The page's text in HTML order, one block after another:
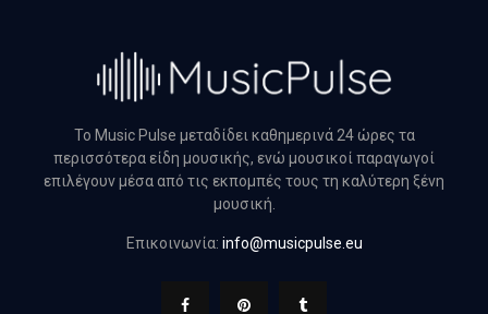
Το Music Pulse μεταδίδει καθημερινά 24 ώρες τα
περισσότερα είδη μουσικής, ενώ μουσικοί παραγωγοί
επιλέγουν μέσα από τις εκπομπές τους τη καλύτερη ξένη
μουσική.
Επικοινωνία: info@musicpulse.eu